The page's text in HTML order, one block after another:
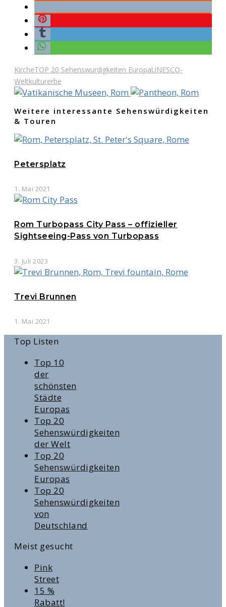
KircheTOP 20 Sehenswürdigkeiten EuropaUNESCO-
Weltkulturerbe
Weitere interessante Sehenswürdigkeiten
& Touren
Petersplatz
1. Mai 2021
Rom Turbopass City Pass – offizieller
Sightseeing-Pass von Turbopass
3. Juli 2023
Trevi Brunnen
1. Mai 2021
Top Listen
Top 10
der
schönsten
Städte
Europas
Top 20
Sehenswürdigkeiten
der Welt
Top 20
Sehenswürdigkeiten
Europas
Top 20
Sehenswürdigkeiten
von
Deutschland
Meist gesucht
Pink
Street
15 %
Rabatt!